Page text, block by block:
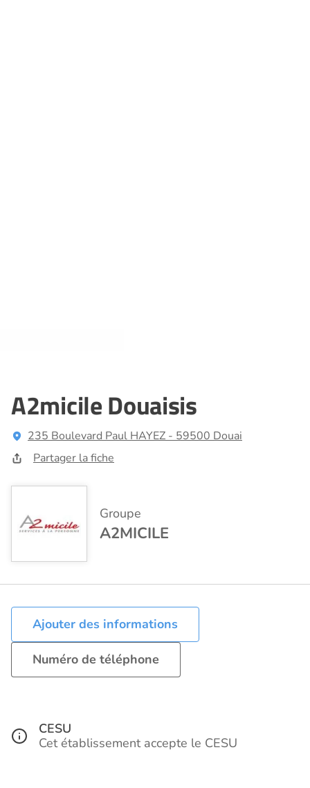
A2micile Douaisis
235 Boulevard Paul HAYEZ - 59500 Douai
Partager la fiche
Groupe
A2MICILE
Ajouter des informations
Numéro de téléphone
CESU
Cet établissement accepte le CESU